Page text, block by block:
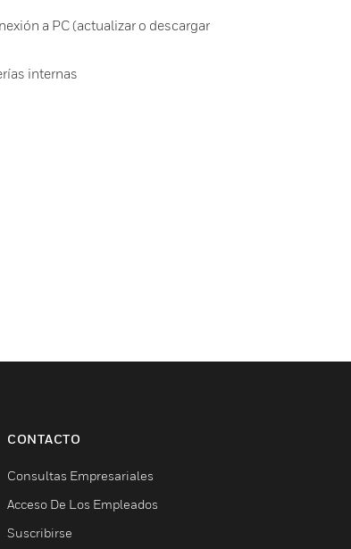
a PC (actualizar o descargar
internas
CONTACTO
Consultas Empresariales
Acceso De Los Empleados
Suscribirse